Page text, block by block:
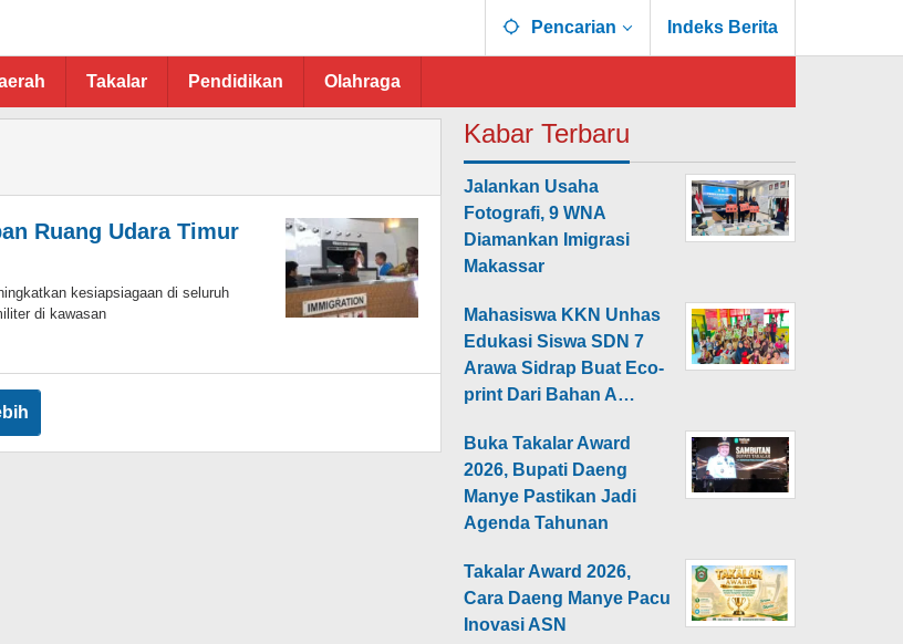
Pencarian Indeks Berita
Takalar Pendidikan Olahraga
Ruang Udara Timur
kesiapsiagaan di seluruh
di kawasan
Kabar Terbaru
Jalankan Usaha
Fotografi, 9 WNA
Diamankan Imigrasi
Makassar
Mahasiswa KKN Unhas
Edukasi Siswa SDN 7
Arawa Sidrap Buat Eco-
print Dari Bahan A…
Buka Takalar Award
2026, Bupati Daeng
Manye Pastikan Jadi
Agenda Tahunan
Takalar Award 2026,
Cara Daeng Manye Pacu
Inovasi ASN